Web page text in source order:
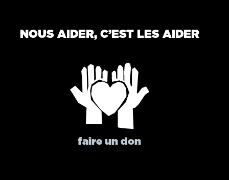
NOUS AIDER, C’EST LES AIDER
faire un don